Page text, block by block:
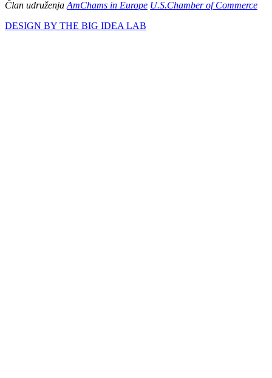
Član udruženja AmChams in Europe U.S.Chamber of Commerce
DESIGN BY THE BIG IDEA LAB